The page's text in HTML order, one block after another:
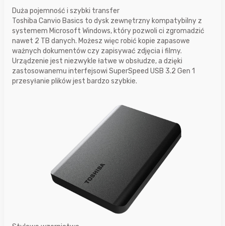
Duża pojemność i szybki transfer
Toshiba Canvio Basics to dysk zewnętrzny kompatybilny z
systemem Microsoft Windows, który pozwoli ci zgromadzić
nawet 2 TB danych. Możesz więc robić kopie zapasowe
ważnych dokumentów czy zapisywać zdjęcia i filmy.
Urządzenie jest niezwykle łatwe w obsłudze, a dzięki
zastosowanemu interfejsowi SuperSpeed USB 3.2 Gen 1
przesyłanie plików jest bardzo szybkie.